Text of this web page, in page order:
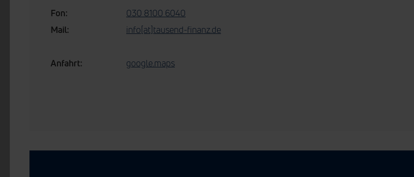
Fon:
030 8100 6040
Mail:
info[at]tausend-finanz.de
Anfahrt: google.maps